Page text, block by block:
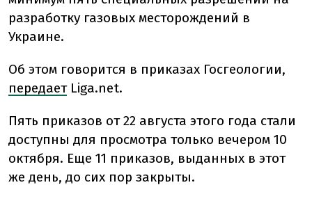
разработку газовых месторождений в
Украине.
Об этом говорится в приказах Госгеологии,
передаетLiga.net.
Пять приказов от 22 августа этого года стали
доступны для просмотра только вечером 10
октября. Еще 11 приказов, выданных в этот
же день, до сих пор закрыты.